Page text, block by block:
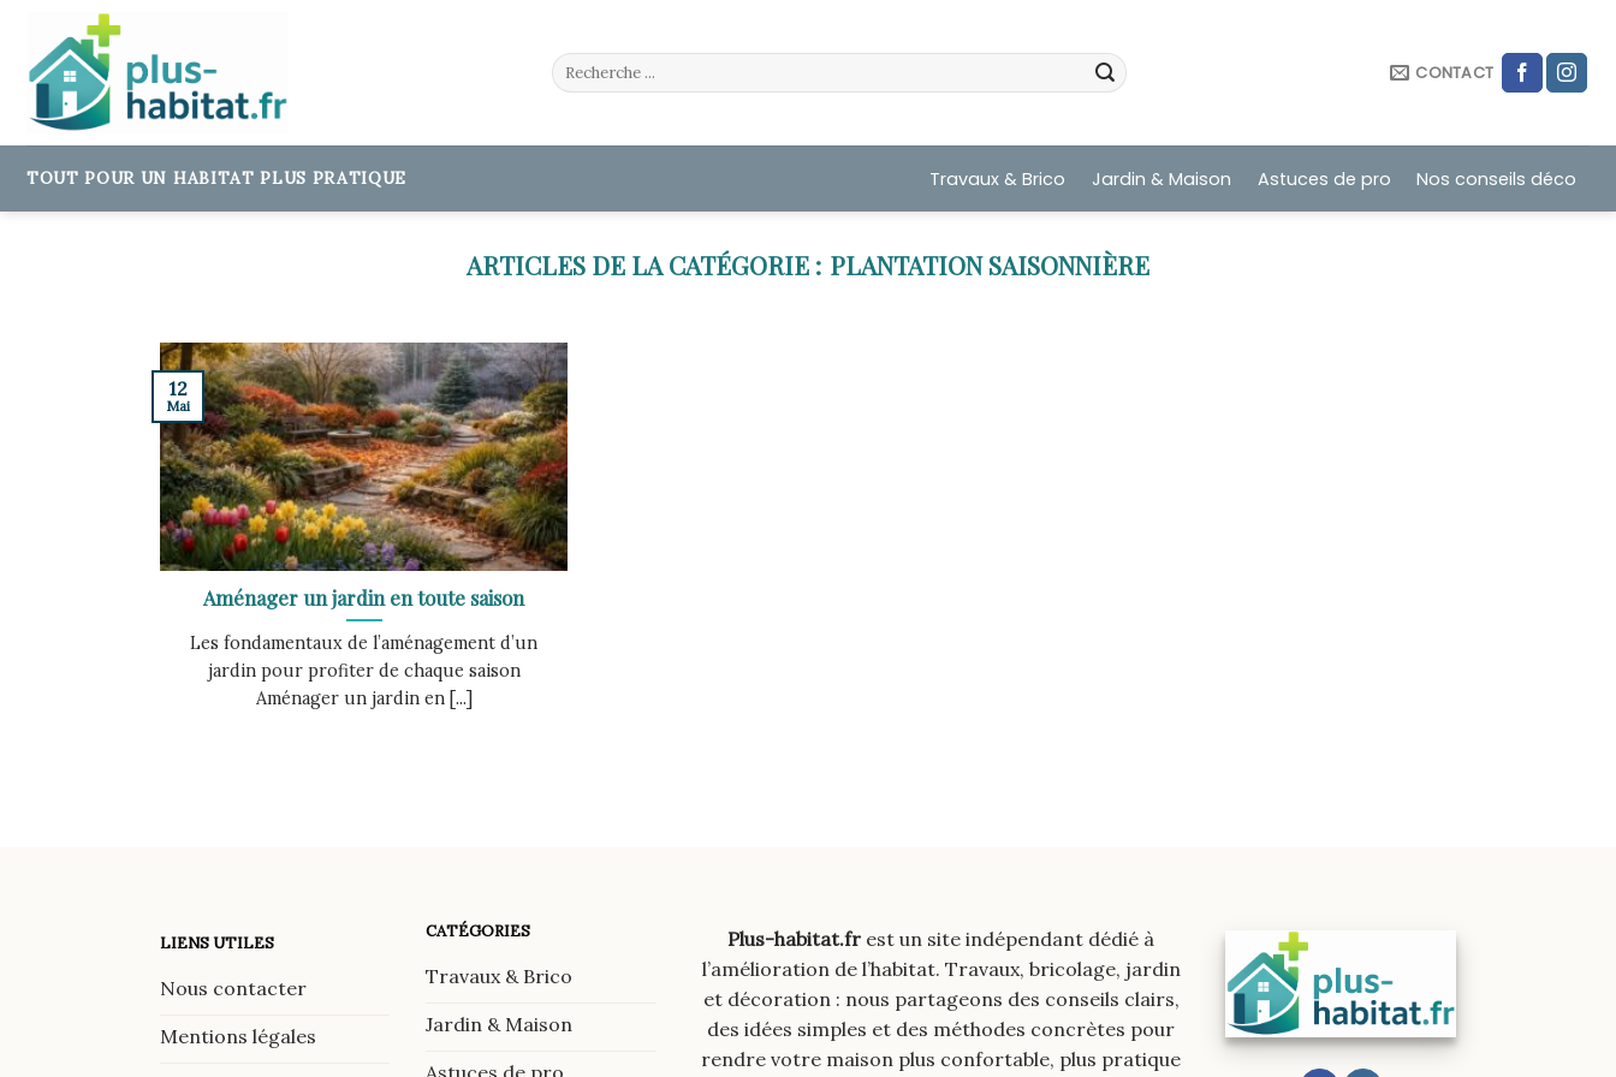
content
CONTACT
TOUT POUR UN HABITAT PLUS PRATIQUE Travaux & Brico Jardin & Maison Astuces de pro Nos conseils déco
PLANTATION SAISONNIÈRE
Aménager un jardin en toute saison
Les fondamentaux de l’aménagement d’un
jardin pour profiter de chaque saison
Aménager un jardin en [...]
12
Mai
LIENS UTILES
Nous contacter
Mentions légales
CATÉGORIES
Travaux & Brico
Jardin & Maison
Astuces de pro
Plus-habitat.fr est un site indépendant dédié à
l’amélioration de l’habitat. Travaux, bricolage, jardin
et décoration : nous partageons des conseils clairs,
des idées simples et des méthodes concrètes pour
rendre votre maison plus confortable, plus pratique